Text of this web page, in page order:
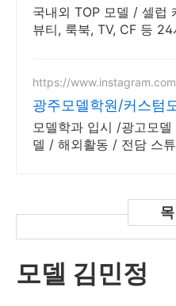
2026 모델리스트 무
국내외 TOP 모델 / 셀럽
뷰티, 룩북, TV, CF 등 24
https://
광주모델학원/커스텀
모델학과 입시 /광고모
델 / 해외활동 / 전담 스
모델 김민정